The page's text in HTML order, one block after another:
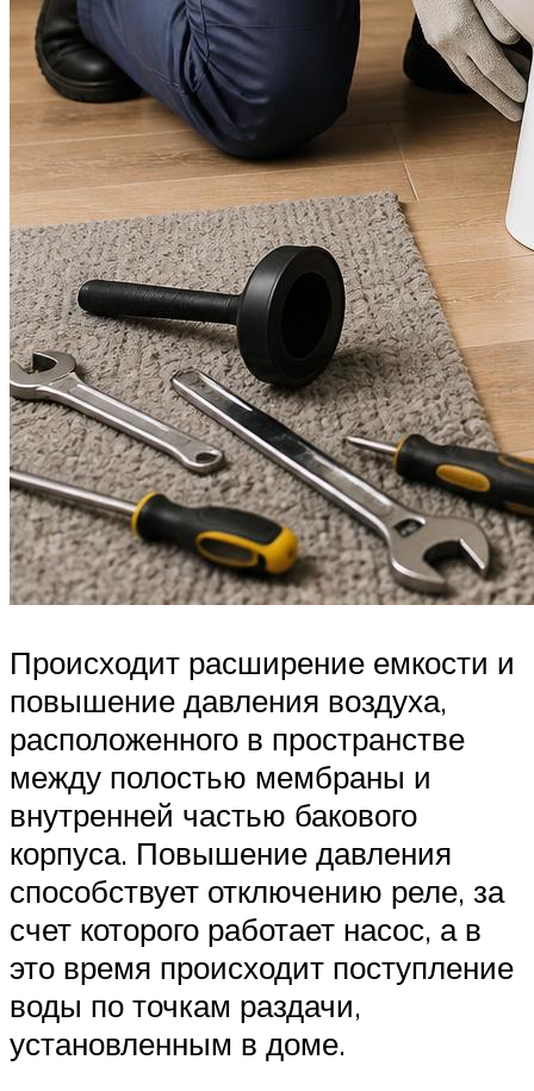
Происходит расширение емкости и
повышение давления воздуха,
расположенного в пространстве
между полостью мембраны и
внутренней частью бакового
корпуса. Повышение давления
способствует отключению реле, за
счет которого работает насос, а в
это время происходит поступление
воды по точкам раздачи,
установленным в доме.